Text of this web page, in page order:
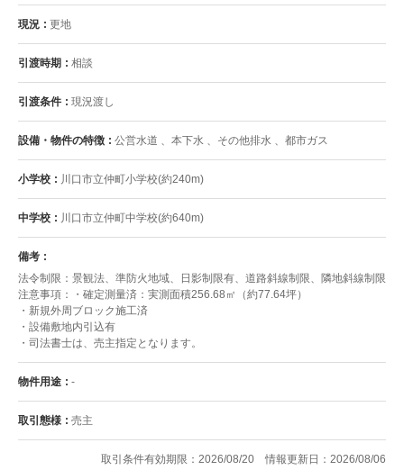
現況 更地
引渡時期 相談
引渡条件 現況渡し
設備・物件の特徴 公営水道 、本下水 、その他排水 、都市ガス
小学校 川口市立仲町小学校(約240m)
中学校 川口市立仲町中学校(約640m)
備考
法令制限：景観法、準防火地域、日影制限有、道路斜線制限、隣地斜線制限
注意事項：・確定測量済：実測面積256.68㎡（約77.64坪）
・新規外周ブロック施工済
・設備敷地内引込有
・司法書士は、売主指定となります。
物件用途 -
取引態様 売主
取引条件有効期限：2026/08/20
情報更新日：2026/08/06